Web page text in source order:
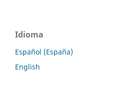
Idioma
Español (España)
English